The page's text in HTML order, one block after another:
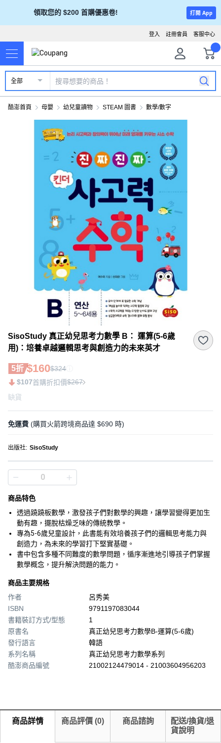
領取您的 $200 首購優惠卷! 打開 App
客服中心
註冊會員
登入
全部
酷澎首頁 母嬰 幼兒童讀物 STEAM 圖書 數學/數字
SisoStudy 真正幼兒思考力數學 B： 運算(5-6歲
用)：培養卓越邏輯思考與創造力的未來英才
5折 $160$324
$107首購折扣價$267
缺貨
免運費 (購買火箭跨境商品達 $690 時)
出版社: SisoStudy
商品特色
透過蹺蹺板數學，激發孩子們對數學的興趣，讓學習變得更加生
動有趣，擺脫枯燥乏味的傳統教學。
專為5-6歲兒童設計，此書能有效培養孩子們的邏輯思考能力與
創造力，為未來的學習打下堅實基礎。
書中包含多種不同難度的數學問題，循序漸進地引導孩子們掌握
數學概念，提升解決問題的能力。
商品主要規格
作者
呂秀美
ISBN
9791197083044
書籍裝訂方式/型態
1
原書名
真正幼兒思考力數學B-運算(5-6歲)
發行語言
韓語
系列名稱
真正幼兒思考力數學系列
酷澎商品編號
21002124479014 - 21003604956203
商品詳情 商品評價 (0) 商品諮詢
配送/換貨/退
貨說明